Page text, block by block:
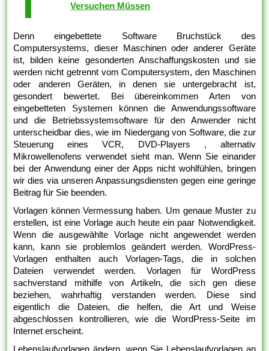
Versuchen Müssen
Denn eingebettete Software Bruchstück des
Computersystems, dieser Maschinen oder anderer Geräte
ist, bilden keine gesonderten Anschaffungskosten und sie
werden nicht getrennt vom Computersystem, den Maschinen
oder anderen Geräten, in denen sie untergebracht ist,
gesondert bewertet. Bei übereinkommen Arten von
eingebetteten Systemen können die Anwendungssoftware
und die Betriebssystemsoftware für den Anwender nicht
unterscheidbar dies, wie im Niedergang von Software, die zur
Steuerung eines VCR, DVD-Players , alternativ
Mikrowellenofens verwendet sieht man. Wenn Sie einander
bei der Anwendung einer der Apps nicht wohlfühlen, bringen
wir dies via unseren Anpassungsdiensten gegen eine geringe
Beitrag für Sie beenden.
Vorlagen können Vermessung haben. Um genaue Muster zu
erstellen, ist eine Vorlage auch heute ein paar Notwendigkeit.
Wenn die ausgewählte Vorlage nicht angewendet werden
kann, kann sie problemlos geändert werden. WordPress-
Vorlagen enthalten auch Vorlagen-Tags, die in solchen
Dateien verwendet werden. Vorlagen für WordPress
sachverstand mithilfe von Artikeln, die sich gen diese
beziehen, wahrhaftig verstanden werden. Diese sind
eigentlich die Dateien, die helfen, die Art und Weise
abgeschlossen kontrollieren, wie die WordPress-Seite im
Internet erscheint.
Lebenslaufvorlagen ändern, wenn Sie Lebenslaufvorlagen an